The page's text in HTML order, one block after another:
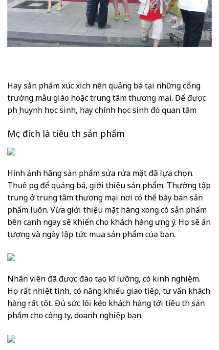
Hay sản phẩm xúc xích nên quảng bá tại những cổng
trường mẫu giáo hoặc trung tâm thương mại. Để được
phụ huynh học sinh, hay chính học sinh đó quan tâm
Mục đích là tiêu thụ sản phẩm
Hỉnh ảnh hãng sản phẩm sửa rửa mặt đã lựa chọn.
Thuê pg để quảng bá, giới thiệu sản phẩm. Thường tập
trung ở trung tâm thương mại nơi có thể bày bán sản
phẩm luôn. Vừa giới thiệu mặt hàng xong có sản phẩm
bên cạnh ngay sẽ khiến cho khách hàng ưng ý. Họ sẽ ấn
tượng và ngày lập tức mua sản phẩm của bạn.
Nhân viên đã được đào tạo kĩ lưỡng, có kinh nghiệm.
Họ rất nhiệt tình, có năng khiếu giao tiếp, tư vấn khách
hàng rất tốt. Đủ sức lôi kéo khách hàng tới tiêu thụ sản
phẩm cho công ty, doanh nghiệp bạn.